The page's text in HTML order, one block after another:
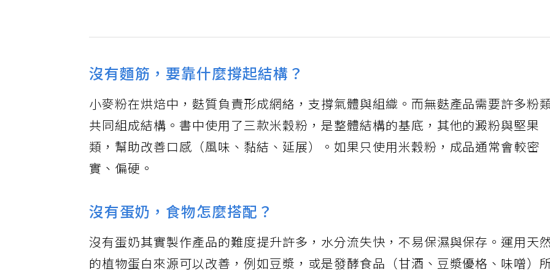
沒有麵筋，要靠什麼撐起結構？
小麥粉在烘焙中，麩質負責形成網絡，支撐氣體與組織。而無麩產品需要許多粉
共同組成結構。書中使用了三款米穀粉，是整體結構的基底，其他的澱粉與堅果
類，幫助改善口感（風味、黏結、延展）。如果只使用米穀粉，成品通常會較密
實、偏硬。
沒有蛋奶，食物怎麼搭配？
沒有蛋奶其實製作產品的難度提升許多，水分流失快，不易保濕與保存。運用天然